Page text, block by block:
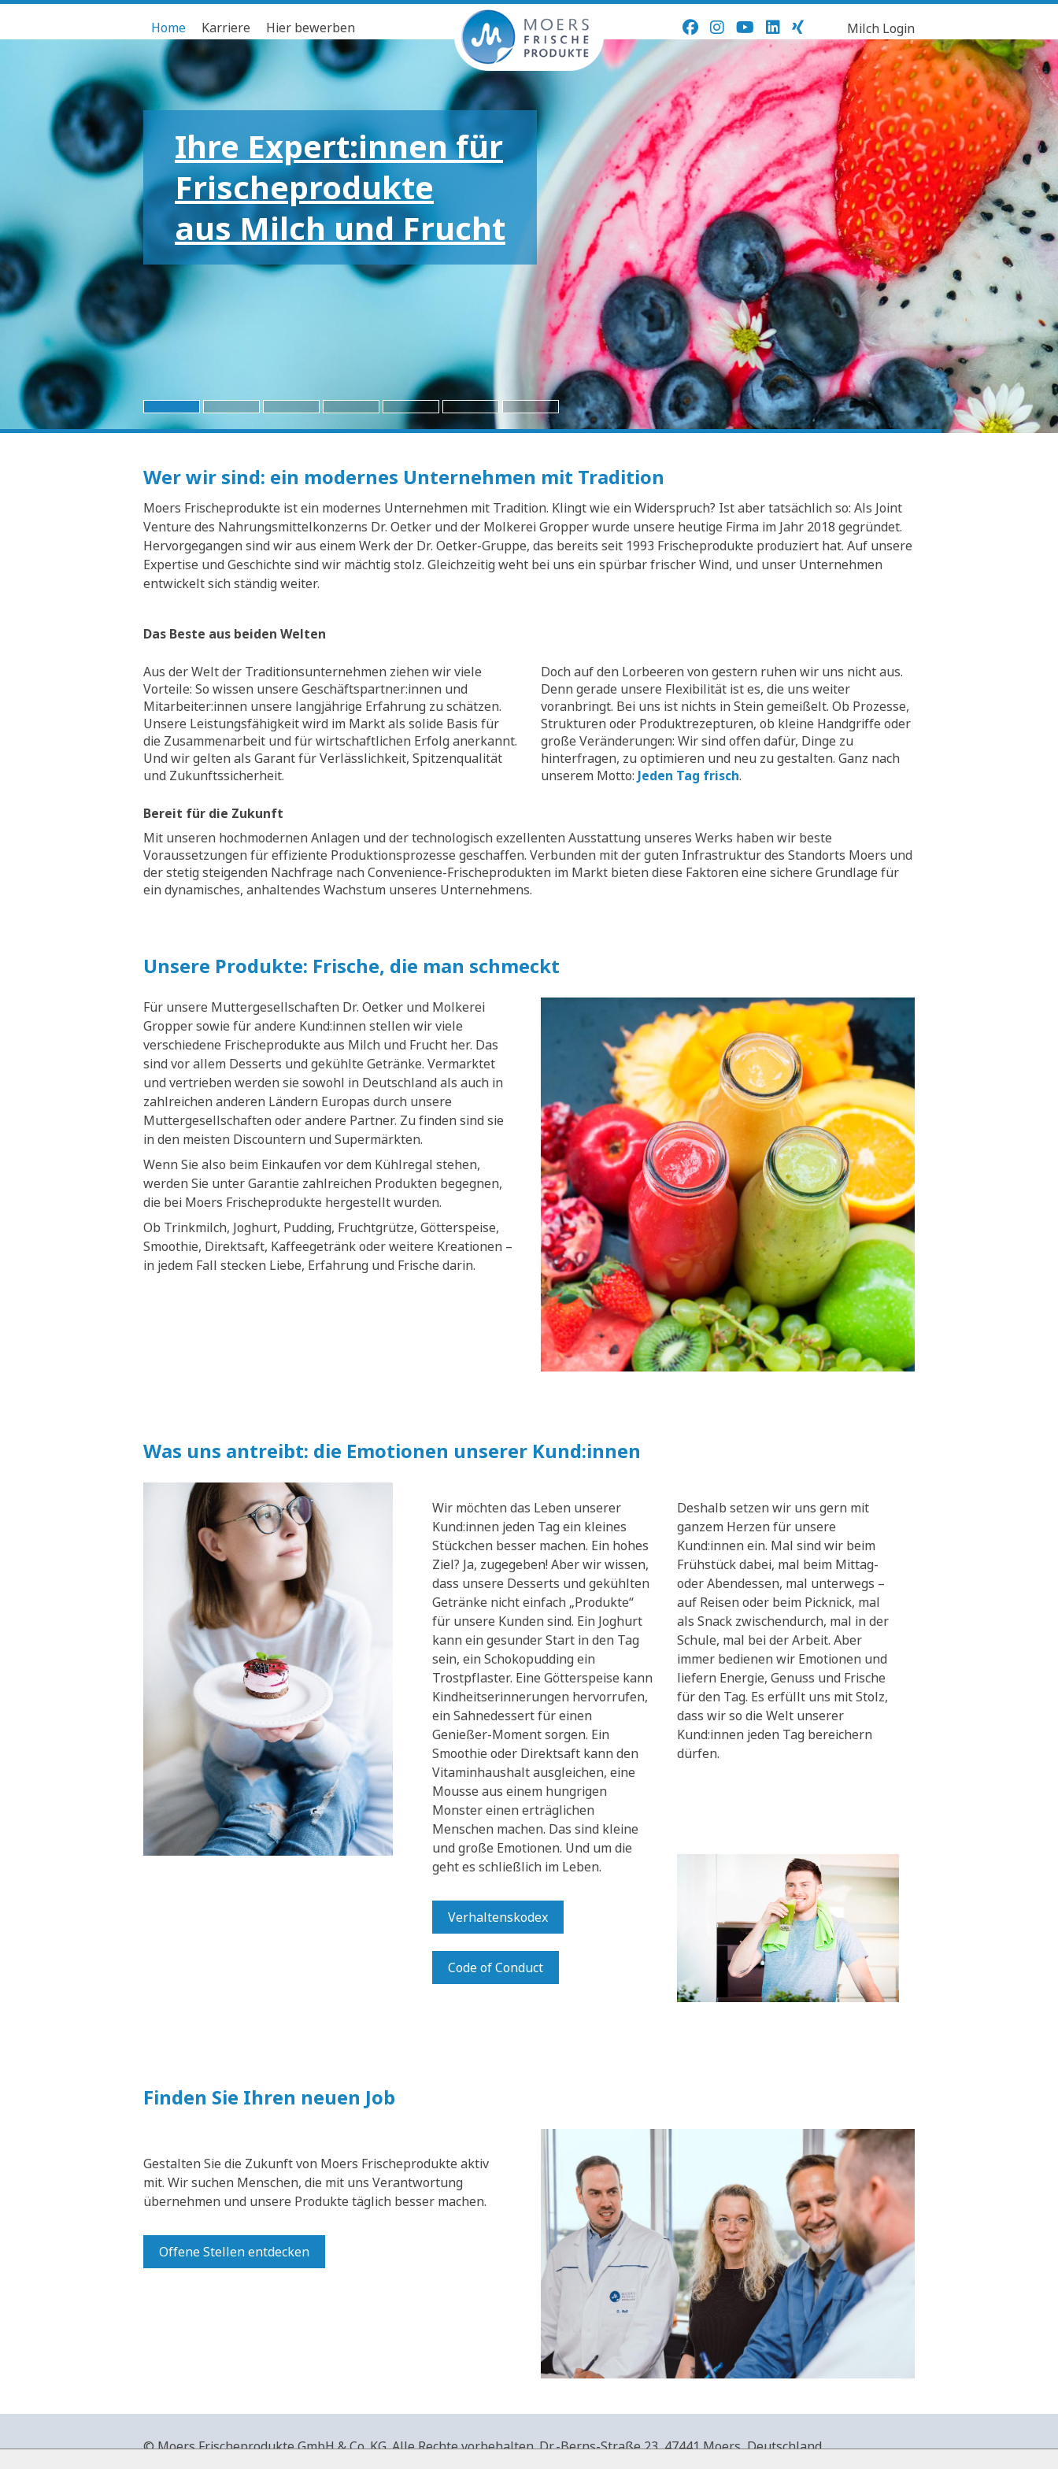
Home Karriere Hier bewerben Milch Login
Ihre Expert:innen für
Frischeprodukte
aus Milch und Frucht
Wer wir sind: ein modernes Unternehmen mit Tradition
Moers Frischeprodukte ist ein modernes Unternehmen mit Tradition. Klingt wie ein Widerspruch? Ist aber tatsächlich so: Als Joint
Venture des Nahrungsmittelkonzerns Dr. Oetker und der Molkerei Gropper wurde unsere heutige Firma im Jahr 2018 gegründet.
Hervorgegangen sind wir aus einem Werk der Dr. Oetker-Gruppe, das bereits seit 1993 Frischeprodukte produziert hat. Auf unsere
Expertise und Geschichte sind wir mächtig stolz. Gleichzeitig weht bei uns ein spürbar frischer Wind, und unser Unternehmen
entwickelt sich ständig weiter.
Das Beste aus beiden Welten
Aus der Welt der Traditionsunternehmen ziehen wir viele
Vorteile: So wissen unsere Geschäftspartner:innen und
Mitarbeiter:innen unsere langjährige Erfahrung zu schätzen.
Unsere Leistungsfähigkeit wird im Markt als solide Basis für
die Zusammenarbeit und für wirtschaftlichen Erfolg anerkannt.
Und wir gelten als Garant für Verlässlichkeit, Spitzenqualität
und Zukunftssicherheit.
Doch auf den Lorbeeren von gestern ruhen wir uns nicht aus.
Denn gerade unsere Flexibilität ist es, die uns weiter
voranbringt. Bei uns ist nichts in Stein gemeißelt. Ob Prozesse,
Strukturen oder Produktrezepturen, ob kleine Handgriffe oder
große Veränderungen: Wir sind offen dafür, Dinge zu
hinterfragen, zu optimieren und neu zu gestalten. Ganz nach
unserem Motto: Jeden Tag frisch.
Bereit für die Zukunft
Mit unseren hochmodernen Anlagen und der technologisch exzellenten Ausstattung unseres Werks haben wir beste
Voraussetzungen für effiziente Produktionsprozesse geschaffen. Verbunden mit der guten Infrastruktur des Standorts Moers und
der stetig steigenden Nachfrage nach Convenience-Frischeprodukten im Markt bieten diese Faktoren eine sichere Grundlage für
ein dynamisches, anhaltendes Wachstum unseres Unternehmens.
Unsere Produkte: Frische, die man schmeckt
Für unsere Muttergesellschaften Dr. Oetker und Molkerei
Gropper sowie für andere Kund:innen stellen wir viele
verschiedene Frischeprodukte aus Milch und Frucht her. Das
sind vor allem Desserts und gekühlte Getränke. Vermarktet
und vertrieben werden sie sowohl in Deutschland als auch in
zahlreichen anderen Ländern Europas durch unsere
Muttergesellschaften oder andere Partner. Zu finden sind sie
in den meisten Discountern und Supermärkten.
Wenn Sie also beim Einkaufen vor dem Kühlregal stehen,
werden Sie unter Garantie zahlreichen Produkten begegnen,
die bei Moers Frischeprodukte hergestellt wurden.
Ob Trinkmilch, Joghurt, Pudding, Fruchtgrütze, Götterspeise,
Smoothie, Direktsaft, Kaffeegetränk oder weitere Kreationen –
in jedem Fall stecken Liebe, Erfahrung und Frische darin.
Was uns antreibt: die Emotionen unserer Kund:innen
Wir möchten das Leben unserer
Kund:innen jeden Tag ein kleines
Stückchen besser machen. Ein hohes
Ziel? Ja, zugegeben! Aber wir wissen,
dass unsere Desserts und gekühlten
Getränke nicht einfach „Produkte“
für unsere Kunden sind. Ein Joghurt
kann ein gesunder Start in den Tag
sein, ein Schokopudding ein
Trostpflaster. Eine Götterspeise kann
Kindheitserinnerungen hervorrufen,
ein Sahnedessert für einen
Genießer-Moment sorgen. Ein
Smoothie oder Direktsaft kann den
Vitaminhaushalt ausgleichen, eine
Mousse aus einem hungrigen
Monster einen erträglichen
Menschen machen. Das sind kleine
und große Emotionen. Und um die
geht es schließlich im Leben.
Verhaltenskodex
Code of Conduct
Deshalb setzen wir uns gern mit
ganzem Herzen für unsere
Kund:innen ein. Mal sind wir beim
Frühstück dabei, mal beim Mittag-
oder Abendessen, mal unterwegs –
auf Reisen oder beim Picknick, mal
als Snack zwischendurch, mal in der
Schule, mal bei der Arbeit. Aber
immer bedienen wir Emotionen und
liefern Energie, Genuss und Frische
für den Tag. Es erfüllt uns mit Stolz,
dass wir so die Welt unserer
Kund:innen jeden Tag bereichern
dürfen.
Finden Sie Ihren neuen Job
Gestalten Sie die Zukunft von Moers Frischeprodukte aktiv
mit. Wir suchen Menschen, die mit uns Verantwortung
übernehmen und unsere Produkte täglich besser machen.
Offene Stellen entdecken
© Moers Frischeprodukte GmbH & Co. KG. Alle Rechte vorbehalten.Dr.-Berns-Straße 23,47441 Moers, Deutschland.